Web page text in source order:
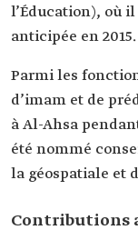
l’Éducation), où
anticipée en 2015.
Parmi les
d’imam et de
à Al-Ahsa
été nommé
la géospatiale et
Contributions